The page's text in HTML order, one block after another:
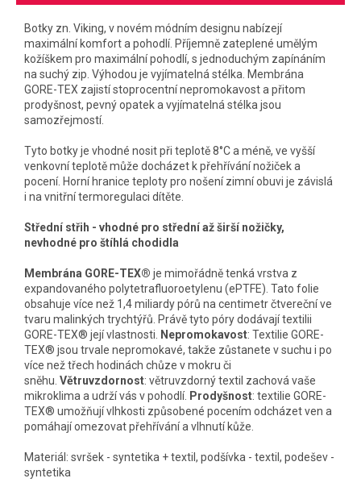
Botky zn. Viking, v novém módním designu nabízejí
maximální komfort a pohodlí. Příjemně zateplené umělým
kožíškem pro maximální pohodlí, s jednoduchým zapínáním
na suchý zip. Výhodou je vyjímatelná stélka. Membrána
GORE-TEX zajistí stoprocentní nepromokavost a přitom
prodyšnost, pevný opatek a vyjímatelná stélka jsou
samozřejmostí.
Tyto botky je vhodné nosit při teplotě 8°C a méně, ve vyšší
venkovní teplotě může docházet k přehřívání nožiček a
pocení. Horní hranice teploty pro nošení zimní obuvi je závislá
i na vnitřní termoregulaci dítěte.
Střední střih - vhodné pro střední až širší nožičky,
nevhodné pro štíhlá chodidla
Membrána GORE-TEX® je mimořádně tenká vrstva z
expandovaného polytetrafluoroetylenu (ePTFE). Tato folie
obsahuje více než 1,4 miliardy pórů na centimetr čtvereční ve
tvaru malinkých trychtýřů. Právě tyto póry dodávají textilii
GORE-TEX® její vlastnosti.
Nepromokavost: Textilie GORE-
TEX® jsou trvale nepromokavé, takže zůstanete v suchu i po
více než třech hodinách chůze v mokru či
sněhu. Větruvzdornost: větruvzdorný textil zachová vaše
mikroklima a udrží vás v pohodlí. Prodyšnost: textilie GORE-
TEX® umožňují vlhkosti způsobené pocením odcházet ven a
pomáhají omezovat přehřívání a vlhnutí kůže.
Materiál: svršek - syntetika + textil, podšívka - textil, podešev -
syntetika